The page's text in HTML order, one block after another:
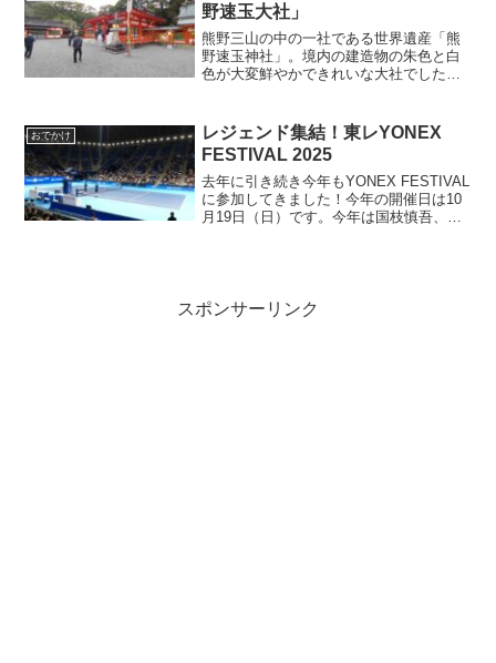
野速玉大社」
熊野三山の中の一社である世界遺産「熊
野速玉神社」。境内の建造物の朱色と白
色が大変鮮やかできれいな大社でした！
利用することができますが、熊野速玉神
社へはJR新宮駅から徒歩で行くことがで
きます。
おでかけ
レジェンド集結！東レYONEX
FESTIVAL 2025
去年に引き続き今年もYONEX FESTIVAL
に参加してきました！今年の開催日は10
月19日（日）です。今年は国枝慎吾、小
スポンサーリンク